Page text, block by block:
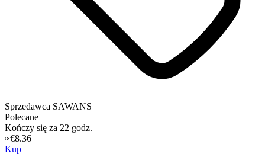
Sprzedawca SAWANS
Polecane
Kończy się za 22 godz.
≈€8.36
Kup